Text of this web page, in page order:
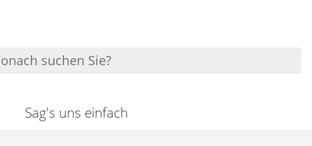
Sag's uns einfach